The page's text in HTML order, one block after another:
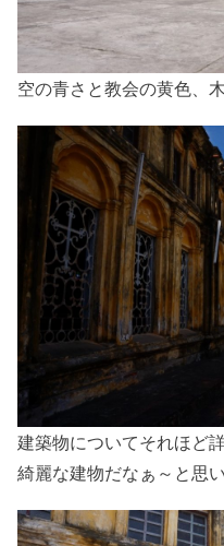
空の青さと教会の黄色、
建築物についてそれほど
綺麗な建物だなぁ～と思い